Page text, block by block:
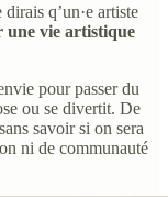
q’un·e artiste
une vie artistique
pour passer du
ou se divertit. De
sans savoir si on sera
ni de communauté